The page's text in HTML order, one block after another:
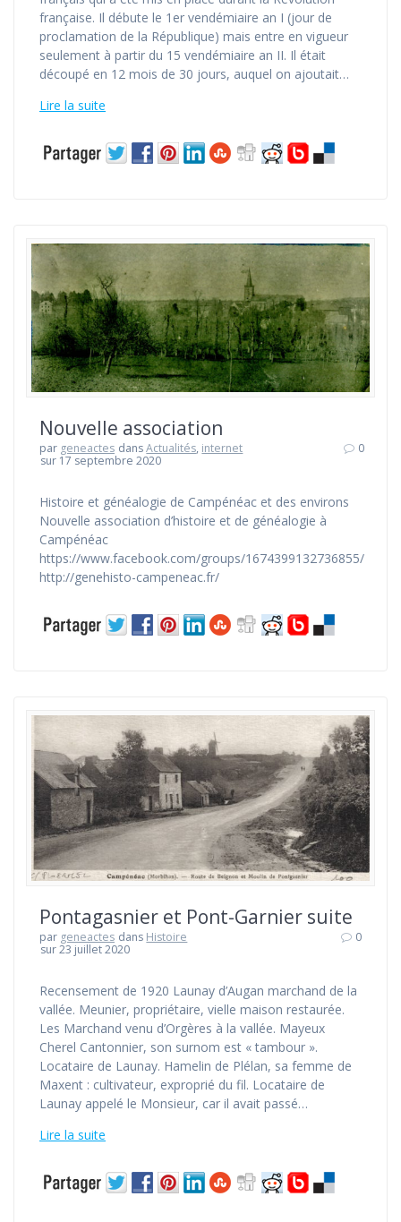
française. Il débute le 1er vendémiaire an I (jour de
proclamation de la République) mais entre en vigueur
seulement à partir du 15 vendémiaire an II. Il était
découpé en 12 mois de 30 jours, auquel on ajoutait…
Lire la suite
Nouvelle association
par geneactes dansActualités, internet
sur 17 septembre 2020
0
Histoire et généalogie de Campénéac et des environs
Nouvelle association d’histoire et de généalogie à
Campénéac
https://www.facebook.com/groups/1674399132736855/
http://genehisto-campeneac.fr/
Pontagasnier et Pont-Garnier suite
par geneactes dans Histoire
sur 23 juillet 2020
0
Recensement de 1920 Launay d’Augan marchand de la
vallée. Meunier, propriétaire, vielle maison restaurée.
Les Marchand venu d’Orgères à la vallée. Mayeux
Cherel Cantonnier, son surnom est « tambour ».
Locataire de Launay. Hamelin de Plélan, sa femme de
Maxent : cultivateur, exproprié du fil. Locataire de
Launay appelé le Monsieur, car il avait passé…
Lire la suite